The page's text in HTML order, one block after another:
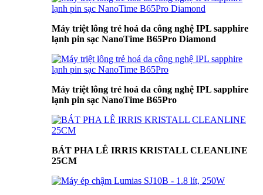
Máy triệt lông trẻ hoá da công nghệ IPL sapphire
lạnh pin sạc NanoTime B65Pro Diamond
Máy triệt lông trẻ hoá da công nghệ IPL sapphire
lạnh pin sạc NanoTime B65Pro
BÁT PHA LÊ IRRIS KRISTALL CLEANLINE
25CM